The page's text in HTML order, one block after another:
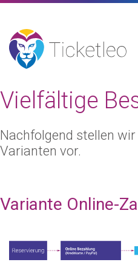
Vielfältige
Nachfolgend stellen wir
Varianten vor.
Variante Online-